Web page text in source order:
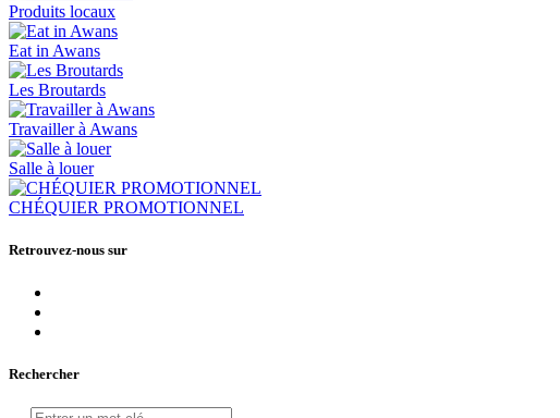
Produits locaux
Eat in Awans
Les Broutards
Travailler à Awans
Salle à louer
CHÉQUIER PROMOTIONNEL
Retrouvez-nous sur
Rechercher